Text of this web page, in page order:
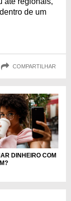
de um
COMPARTILHAR
DINHEIRO COM